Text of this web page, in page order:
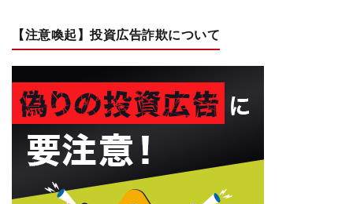
【注意喚起】投資広告詐欺について